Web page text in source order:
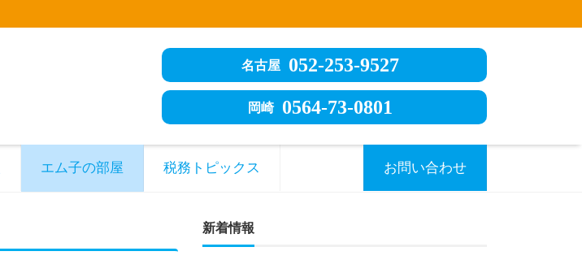
名古屋 052-253-9527
岡崎 0564-73-0801
エム子の部屋 税務トピックス お問い合わせ
新着情報